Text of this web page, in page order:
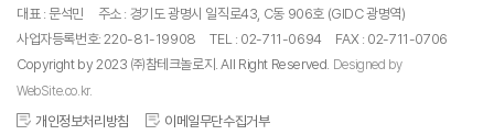
대표 : 문석민
주소 : 경기도 광명시 일직로43, C동 906호 (GIDC 광명역)
사업자등록번호: 220-81-19908
TEL : 02-711-0694
FAX : 02-711-0706
Copyright by 2023 ㈜참테크놀로지. All Right Reserved. Designed by
WebSite.co.kr.
개인정보처리방침 이메일무단수집거부